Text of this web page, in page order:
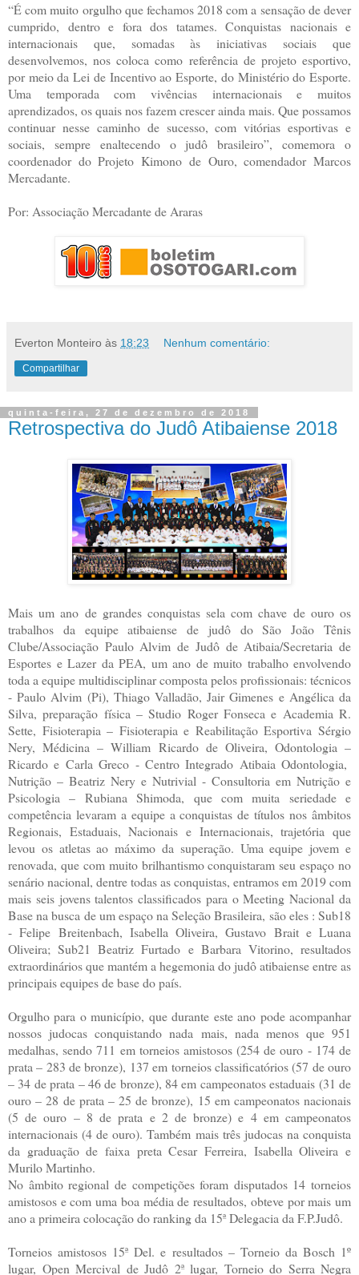
“É com muito orgulho que fechamos 2018 com a sensação de dever
cumprido, dentro e fora dos tatames. Conquistas nacionais e
internacionais que, somadas às iniciativas sociais que
desenvolvemos, nos coloca como referência de projeto esportivo,
por meio da Lei de Incentivo ao Esporte, do Ministério do Esporte.
Uma temporada com vivências internacionais e muitos
aprendizados, os quais nos fazem crescer ainda mais. Que possamos
continuar nesse caminho de sucesso, com vitórias esportivas e
sociais, sempre enaltecendo o judô brasileiro”, comemora o
coordenador do Projeto Kimono de Ouro, comendador Marcos
Mercadante.
Por: Associação Mercadante de Araras
Everton Monteiro às 18:23 Nenhum comentário:
Compartilhar
quinta-feira, 27 de dezembro de 2018
Retrospectiva do Judô Atibaiense 2018
Mais um ano de grandes conquistas sela com chave de ouro os
trabalhos da equipe atibaiense de judô do São João Tênis
Clube/Associação Paulo Alvim de Judô de Atibaia/Secretaria de
Esportes e Lazer da PEA, um ano de muito trabalho envolvendo
toda a equipe multidisciplinar composta pelos profissionais: técnicos
- Paulo Alvim (Pi), Thiago Valladão, Jair Gimenes e Angélica da
Silva, preparação física – Studio Roger Fonseca e Academia R.
Sette, Fisioterapia – Fisioterapia e Reabilitação Esportiva Sérgio
Nery, Médicina – William Ricardo de Oliveira, Odontologia –
Ricardo e Carla Greco - Centro Integrado Atibaia Odontologia,
Nutrição – Beatriz Nery e Nutrivial - Consultoria em Nutrição e
Psicologia – Rubiana Shimoda, que com muita seriedade e
competência levaram a equipe a conquistas de títulos nos âmbitos
Regionais, Estaduais, Nacionais e Internacionais, trajetória que
levou os atletas ao máximo da superação. Uma equipe jovem e
renovada, que com muito brilhantismo conquistaram seu espaço no
senário nacional, dentre todas as conquistas, entramos em 2019 com
mais seis jovens talentos classificados para o Meeting Nacional da
Base na busca de um espaço na Seleção Brasileira, são eles : Sub18
- Felipe Breitenbach, Isabella Oliveira, Gustavo Brait e Luana
Oliveira; Sub21 Beatriz Furtado e Barbara Vitorino, resultados
extraordinários que mantém a hegemonia do judô atibaiense entre as
principais equipes de base do país.
Orgulho para o município, que durante este ano pode acompanhar
nossos judocas conquistando nada mais, nada menos que 951
medalhas, sendo 711 em torneios amistosos (254 de ouro - 174 de
prata – 283 de bronze), 137 em torneios classificatórios (57 de ouro
– 34 de prata – 46 de bronze), 84 em campeonatos estaduais (31 de
ouro – 28 de prata – 25 de bronze), 15 em campeonatos nacionais
(5 de ouro – 8 de prata e 2 de bronze) e 4 em campeonatos
internacionais (4 de ouro). Também mais três judocas na conquista
da graduação de faixa preta Cesar Ferreira, Isabella Oliveira e
Murilo Martinho.
No âmbito regional de competições foram disputados 14 torneios
amistosos e com uma boa média de resultados, obteve por mais um
ano a primeira colocação do ranking da 15ª Delegacia da F.P.Judô.
Torneios amistosos 15ª Del. e resultados – Torneio da Bosch 1º
lugar, Open Mercival de Judô 2ª lugar, Torneio do Serra Negra